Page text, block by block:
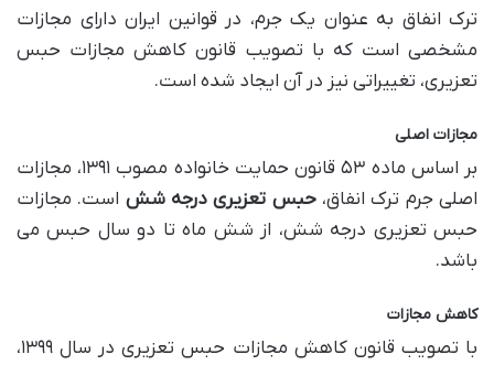
ترک انفاق به عنوان یک جرم، در قوانین ایران دارای مجازات
مشخصی است که با تصویب قانون کاهش مجازات حبس
تعزیری، تغییراتی نیز در آن ایجاد شده است.
مجازات اصلی
بر اساس ماده ۵۳ قانون حمایت خانواده مصوب ۱۳۹۱، مجازات
اصلی جرم ترک انفاق،حبس تعزیری درجه شش است. مجازات
حبس تعزیری درجه شش، از شش ماه تا دو سال حبس می
باشد.
کاهش مجازات
با تصویب قانون کاهش مجازات حبس تعزیری در سال ۱۳۹۹،